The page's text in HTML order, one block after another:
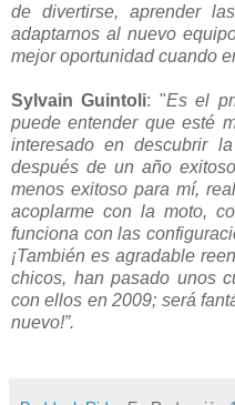
de divertirse, aprender
adaptarnos al nuevo
mejor oportunidad cuando
Sylvain Guintoli: "Es el
puede entender que esté
interesado en descubrir
después de un año
menos exitoso para mí,
acoplarme con la moto,
funciona con las
¡También es agradable
chicos, han pasado unos
con ellos en 2009; será
nuevo!”.